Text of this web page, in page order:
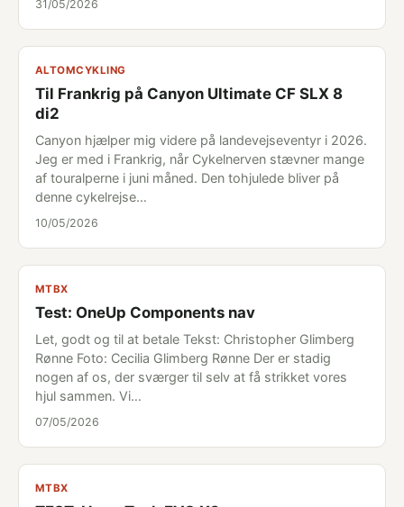
31/05/2026
ALTOMCYKLING
Til Frankrig på Canyon Ultimate CF SLX 8
di2
Canyon hjælper mig videre på landevejseventyr i 2026.
Jeg er med i Frankrig, når Cykelnerven stævner mange
af touralperne i juni måned. Den tohjulede bliver på
denne cykelrejse…
10/05/2026
MTBX
Test: OneUp Components nav
Let, godt og til at betale Tekst: Christopher Glimberg
Rønne Foto: Cecilia Glimberg Rønne Der er stadig
nogen af os, der sværger til selv at få strikket vores
hjul sammen. Vi…
07/05/2026
MTBX